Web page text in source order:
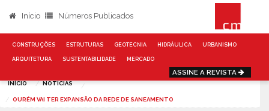
Início Números Publicados
CONSTRUÇÕES ESTRUTURAS GEOTECNIA HIDRÁULICA URBANISMO
ARQUITETURA SUSTENTABILIDADE MERCADO
ASSINE A REVISTA
INÍCIO NOTÍCIAS
OURÉM VAI TER EXPANSÃO DA REDE DE SANEAMENTO